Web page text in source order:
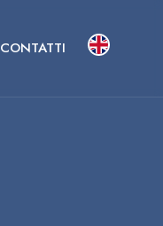
CONTATTI